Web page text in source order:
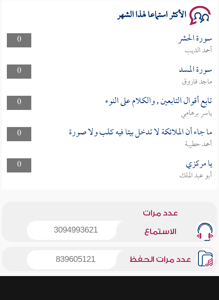
الأكثر استماعا لهذا الشهر
0 سورة الحشر
أحمد الديب
0
سورة المسد
ماجد فاروق
0
تابع أقوال التابعين , والكلام على النوء
ياسر برهامي
0
ما جاء أن الملائكة لا تدخل بيتا فيه كلب ولا صورة
أحمد حطيبة
0
يا مركزي
أبو عبد الملك
عدد مرات
الاستماع 3094993621
عدد مرات الحفظ 839605121